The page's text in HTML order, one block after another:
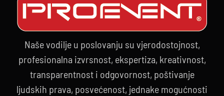
Naše vodilje u poslovanju su vjerodostojnost,
profesionalna izvrsnost, ekspertiza, kreativnost,
transparentnost i odgovornost, poštivanje
ljudskih prava, posvećenost, jednake mogućnosti